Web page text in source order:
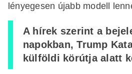
lényegesen újabb modell
A hírek szerint a
napokban, Trump
külföldi körútja alatt